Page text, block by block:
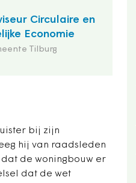
Circulaire en
Economie
Tilburg
bij zijn
hij van raadsleden
dat de woningbouw er
dat de wet